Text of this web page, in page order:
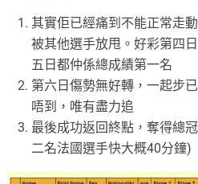
其實佢已經痛到不能正常走
被其他選手放甩。好彩第四
五日都仲係總成績第一名
第六日傷勢無好轉，一起步
唔到，唯有盡力追
最後成功返回終點，奪得總
二名法國選手快大概40分鐘)